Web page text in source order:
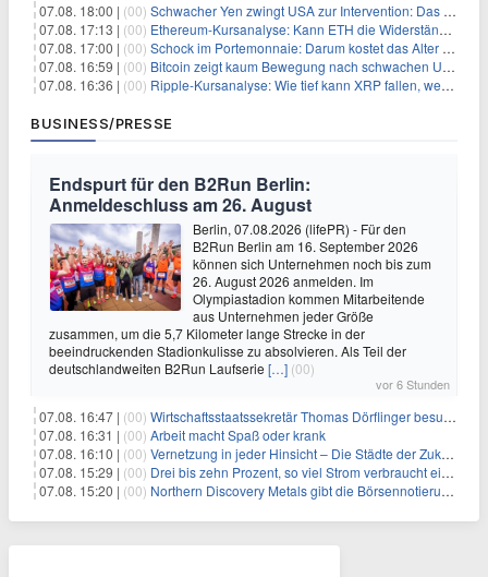
07.08. 18:00 | (00) Schwacher Yen zwingt USA zur Intervention: Das größte Risiko seit 15 Jahren
07.08. 17:13 | (00) Ethereum-Kursanalyse: Kann ETH die Widerstände der gleitenden Durchschnitte überwinden?
07.08. 17:00 | (00) Schock im Portemonnaie: Darum kostet das Alter deutlich mehr als Sie denken
07.08. 16:59 | (00) Bitcoin zeigt kaum Bewegung nach schwachen US-Arbeitsmarktdaten, Fed-Zinserhöhungschancen sinken auf 44%
07.08. 16:36 | (00) Ripple-Kursanalyse: Wie tief kann XRP fallen, wenn die $1-Unterstützung am Wochenende verloren geht?
BUSINESS/PRESSE
Endspurt für den B2Run Berlin:
Anmeldeschluss am 26. August
Berlin, 07.08.2026 (lifePR) - Für den
B2Run Berlin am 16. September 2026
können sich Unternehmen noch bis zum
26. August 2026 anmelden. Im
Olympiastadion kommen Mitarbeitende
aus Unternehmen jeder Größe
zusammen, um die 5,7 Kilometer lange Strecke in der
beeindruckenden Stadionkulisse zu absolvieren. Als Teil der
deutschlandweiten B2Run Laufserie […] (00)
vor 6 Stunden
07.08. 16:47 | (00) Wirtschaftsstaatssekretär Thomas Dörflinger besucht Handwerksbetrieb im Kammerbezirk Freiburg
07.08. 16:31 | (00) Arbeit macht Spaß oder krank
07.08. 16:10 | (00) Vernetzung in jeder Hinsicht – Die Städte der Zukunft sind grün-blau
07.08. 15:29 | (00) Drei bis zehn Prozent, so viel Strom verbraucht ein Aufzug im Gebäude
07.08. 15:20 | (00) Northern Discovery Metals gibt die Börsennotierung an der Frankfurter Wertpapierbörse bekannt